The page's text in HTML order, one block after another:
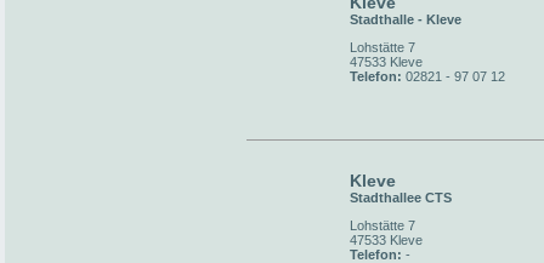
Stadthalle - Kleve
Lohstätte 7
47533 Kleve
Telefon: 02821 - 97 07 12
Kleve
Stadthallee CTS
Lohstätte 7
47533 Kleve
Telefon: -